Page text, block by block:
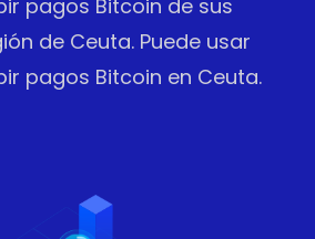
pagos Bitcoin de sus
de Ceuta. Puede usar
pagos Bitcoin en Ceuta.